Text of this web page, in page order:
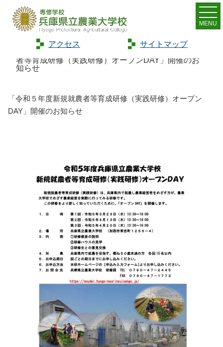
アクセス サイトマップ
MENU
Home> お知らせ>
「令和５年度新規就農
者等育成研修（実践研修）オープンDAY」開催のお
知らせ
「令和５年度新規就農者等育成研修（実践研修）オープン
DAY」開催のお知らせ